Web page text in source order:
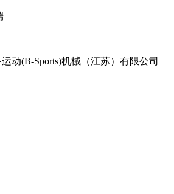
动(B-Sports)机械（江苏）有限公司